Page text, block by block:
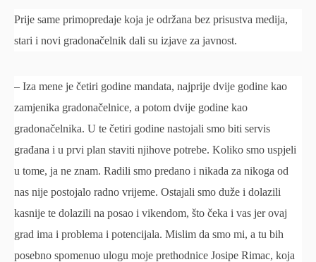
Prije same primopredaje koja je održana bez prisustva medija,
stari i novi gradonačelnik dali su izjave za javnost.
– Iza mene je četiri godine mandata, najprije dvije godine kao
zamjenika gradonačelnice, a potom dvije godine kao
gradonačelnika. U te četiri godine nastojali smo biti servis
građana i u prvi plan staviti njihove potrebe. Koliko smo uspjeli
u tome, ja ne znam. Radili smo predano i nikada za nikoga od
nas nije postojalo radno vrijeme. Ostajali smo duže i dolazili
kasnije te dolazili na posao i vikendom, što čeka i vas jer ovaj
grad ima i problema i potencijala. Mislim da smo mi, a tu bih
posebno spomenuo ulogu moje prethodnice Josipe Rimac, koja